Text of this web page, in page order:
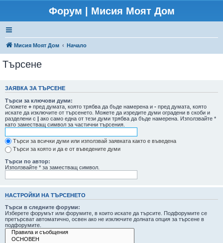
Форум | Мисия Моят Дом
Мисия Моят Дом Начало
Търсене
ЗАЯВКА ЗА ТЪРСЕНЕ
Търси за ключови думи:
Сложете + пред думата, която трябва да бъде намерена и - пред думата, която
искате да изключите от търсенето. Можете да изредите думи оградени в скоби и
разделени с | ако само една от тези думи трябва да бъде намерена. Използвайте *
като заместващ символ за частични търсения.
Търси за всички думи или използвай заявката както е въведена
Търси за която и да е от въведените думи
Търси по автор:
Използвайте * за заместващ символ.
НАСТРОЙКИ НА ТЪРСЕНЕТО
Търси в следните форуми:
Изберете форумът или форумите, в които искате да търсите. Подфорумите се
претърсват автоматично, освен ако не изключите долната опция за търсене в
подфорумите.